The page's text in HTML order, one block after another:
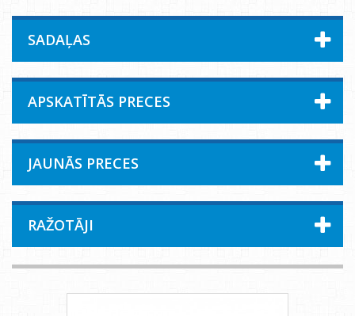
SADAĻAS
APSKATĪTĀS PRECES
JAUNĀS PRECES
RAŽOTĀJI